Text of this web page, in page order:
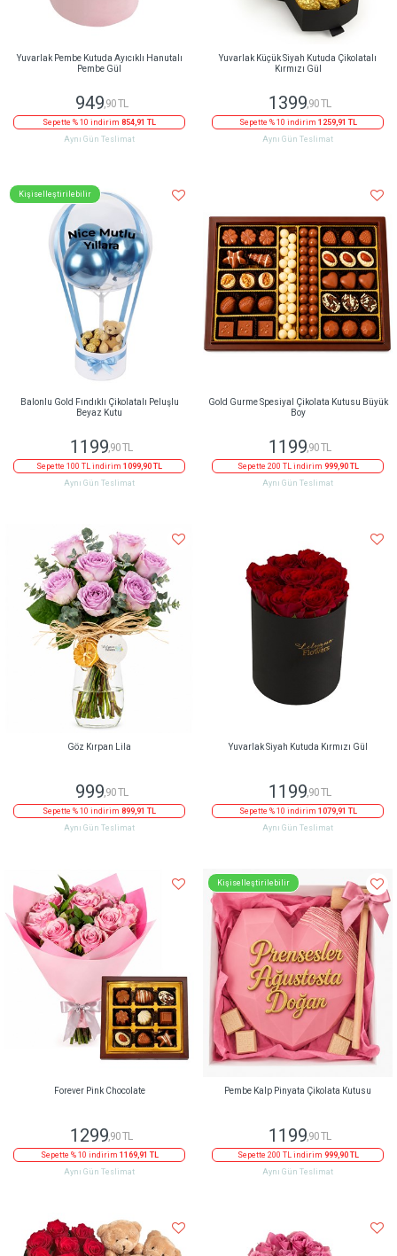
Yuvarlak Pembe Kutuda Ayıcıklı Hanutalı
Pembe Gül
949,90 TL
Sepette % 10 indirim 854,91 TL
Aynı Gün Teslimat
Yuvarlak Küçük Siyah Kutuda Çikolatalı
Kırmızı Gül
1399,90 TL
Sepette % 10 indirim 1259,91 TL
Aynı Gün Teslimat
Kişiselleştirilebilir
Balonlu Gold Fındıklı Çikolatalı Peluşlu
Beyaz Kutu
1199,90 TL
Sepette 100 TL indirim 1099,90 TL
Aynı Gün Teslimat
Gold Gurme Spesiyal Çikolata Kutusu Büyük
Boy
1199,90 TL
Sepette 200 TL indirim 999,90 TL
Aynı Gün Teslimat
Göz Kırpan Lila
999,90 TL
Sepette % 10 indirim 899,91 TL
Aynı Gün Teslimat
Yuvarlak Siyah Kutuda Kırmızı Gül
1199 ,90 TL
Sepette % 10 indirim 1079,91 TL
Aynı Gün Teslimat
Forever Pink Chocolate
1299,90 TL
Sepette % 10 indirim 1169,91 TL
Aynı Gün Teslimat
Kişiselleştirilebilir
Pembe Kalp Pinyata Çikolata Kutusu
1199,90 TL
Sepette 200 TL indirim 999,90 TL
Aynı Gün Teslimat